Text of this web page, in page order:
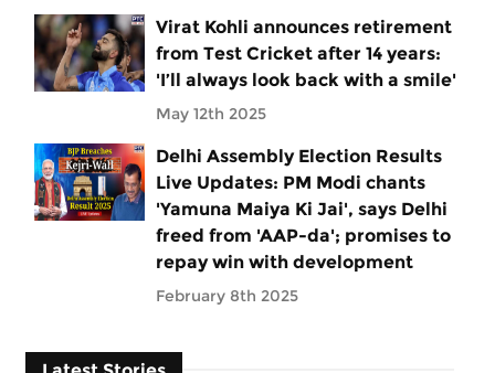
Virat Kohli announces retirement
from Test Cricket after 14 years:
'I’ll always look back with a smile'
May 12th 2025
Delhi Assembly Election Results
Live Updates: PM Modi chants
'Yamuna Maiya Ki Jai', says Delhi
freed from 'AAP-da'; promises to
repay win with development
February 8th 2025